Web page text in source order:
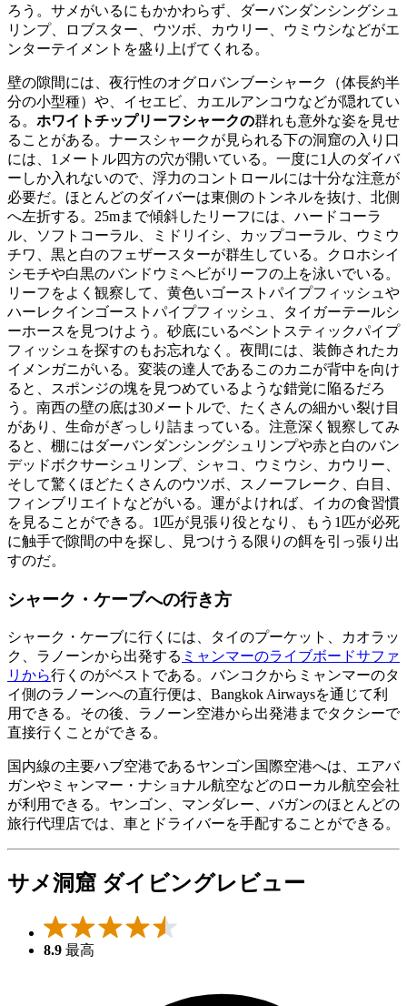
ろう。サメがいるにもかかわらず、ダーバンダンシングシュ
リンプ、ロブスター、ウツボ、カウリー、ウミウシなどがエ
ンターテイメントを盛り上げてくれる。
壁の隙間には、夜行性のオグロバンブーシャーク（体長約半
分の小型種）や、イセエビ、カエルアンコウなどが隠れてい
る。 ホワイトチップリーフシャークの群れも意外な姿を見せ
ることがある。ナースシャークが見られる下の洞窟の入り口
には、1メートル四方の穴が開いている。一度に1人のダイバ
ーしか入れないので、浮力のコントロールには十分な注意が
必要だ。ほとんどのダイバーは東側のトンネルを抜け、北側
へ左折する。25mまで傾斜したリーフには、ハードコーラ
ル、ソフトコーラル、ミドリイシ、カップコーラル、ウミウ
チワ、黒と白のフェザースターが群生している。クロホシイ
シモチや白黒のバンドウミヘビがリーフの上を泳いでいる。
リーフをよく観察して、黄色いゴーストパイプフィッシュや
ハーレクインゴーストパイプフィッシュ、タイガーテールシ
ーホースを見つけよう。砂底にいるベントスティックパイプ
フィッシュを探すのもお忘れなく。夜間には、装飾されたカ
イメンガニがいる。変装の達人であるこのカニが背中を向け
ると、スポンジの塊を見つめているような錯覚に陥るだろ
う。南西の壁の底は30メートルで、たくさんの細かい裂け目
があり、生命がぎっしり詰まっている。注意深く観察してみ
ると、棚にはダーバンダンシングシュリンプや赤と白のバン
デッドボクサーシュリンプ、シャコ、ウミウシ、カウリー、
そして驚くほどたくさんのウツボ、スノーフレーク、白目、
フィンブリエイトなどがいる。運がよければ、イカの食習慣
を見ることができる。1匹が見張り役となり、もう1匹が必死
に触手で隙間の中を探し、見つけうる限りの餌を引っ張り出
すのだ。
シャーク・ケーブへの行き方
シャーク・ケーブに行くには、タイのプーケット、カオラッ
ク、ラノーンから出発する ミャンマーのライブボードサファ
リから行くのがベストである。バンコクからミャンマーのタ
イ側のラノーンへの直行便は、Bangkok Airwaysを通じて利
用できる。その後、ラノーン空港から出発港までタクシーで
直接行くことができる。
国内線の主要ハブ空港であるヤンゴン国際空港へは、エアバ
ガンやミャンマー・ナショナル航空などのローカル航空会社
が利用できる。ヤンゴン、マンダレー、バガンのほとんどの
旅行代理店では、車とドライバーを手配することができる。
サメ洞窟 ダイビングレビュー
8.9 最高